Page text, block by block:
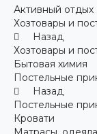
Активный отдых
Хозтовары и
Назад
Хозтовары и
Бытовая химия
Постельные
Назад
Постельные
Кровати